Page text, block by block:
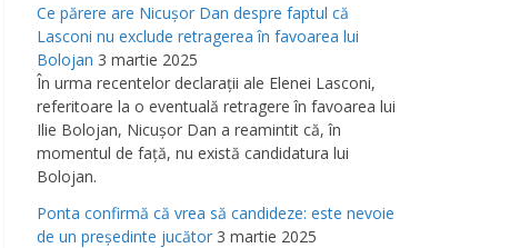
Ce părere are Nicuşor Dan despre faptul că
Lasconi nu exclude retragerea în favoarea lui
Bolojan 3 martie 2025
În urma recentelor declaraţii ale Elenei Lasconi,
referitoare la o eventuală retragere în favoarea lui
Ilie Bolojan, Nicuşor Dan a reamintit că, în
momentul de faţă, nu există candidatura lui
Bolojan.
Ponta confirmă că vrea să candideze: este nevoie
de un preşedinte jucător 3 martie 2025